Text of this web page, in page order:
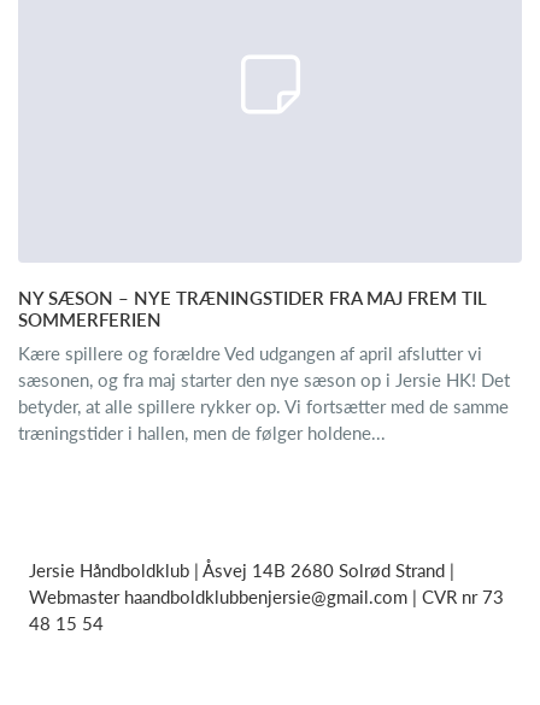
NY SÆSON – NYE TRÆNINGSTIDER FRA MAJ FREM TIL
SOMMERFERIEN
Kære spillere og forældre Ved udgangen af april afslutter vi
sæsonen, og fra maj starter den nye sæson op i Jersie HK! Det
betyder, at alle spillere rykker op. Vi fortsætter med de samme
træningstider i hallen, men de følger holdene...
Jersie Håndboldklub | Åsvej 14B 2680 Solrød Strand |
Webmaster haandboldklubbenjersie@gmail.com | CVR nr 73
48 15 54